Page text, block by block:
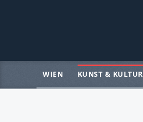
WIEN KUNST & KULTUR